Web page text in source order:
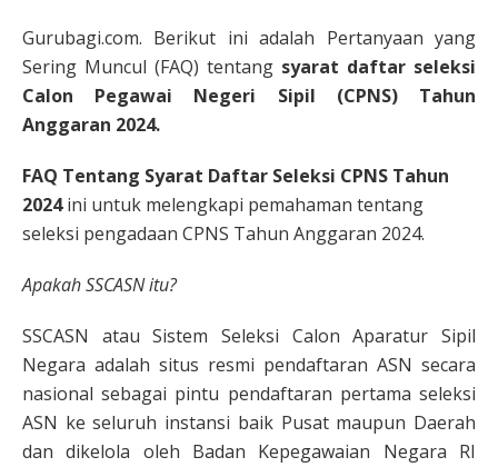
Gurubagi.com. Berikut ini adalah Pertanyaan yang
Sering Muncul (FAQ) tentang syarat daftar seleksi
Calon Pegawai Negeri Sipil (CPNS) Tahun
Anggaran 2024.
FAQ Tentang Syarat Daftar Seleksi CPNS Tahun
2024ini untuk melengkapi pemahaman tentang
seleksi pengadaan CPNS Tahun Anggaran 2024.
Apakah SSCASN itu?
SSCASN atau Sistem Seleksi Calon Aparatur Sipil
Negara adalah situs resmi pendaftaran ASN secara
nasional sebagai pintu pendaftaran pertama seleksi
ASN ke seluruh instansi baik Pusat maupun Daerah
dan dikelola oleh Badan Kepegawaian Negara RI